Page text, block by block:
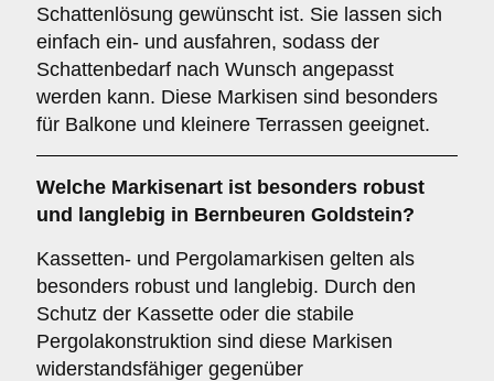
Schattenlösung gewünscht ist. Sie lassen sich
einfach ein- und ausfahren, sodass der
Schattenbedarf nach Wunsch angepasst
werden kann. Diese Markisen sind besonders
für Balkone und kleinere Terrassen geeignet.
Welche Markisenart ist besonders robust
und langlebig in Bernbeuren Goldstein?
Kassetten- und Pergolamarkisen gelten als
besonders robust und langlebig. Durch den
Schutz der Kassette oder die stabile
Pergolakonstruktion sind diese Markisen
widerstandsfähiger gegenüber